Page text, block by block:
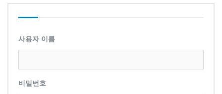
사용자 이름
비밀번호